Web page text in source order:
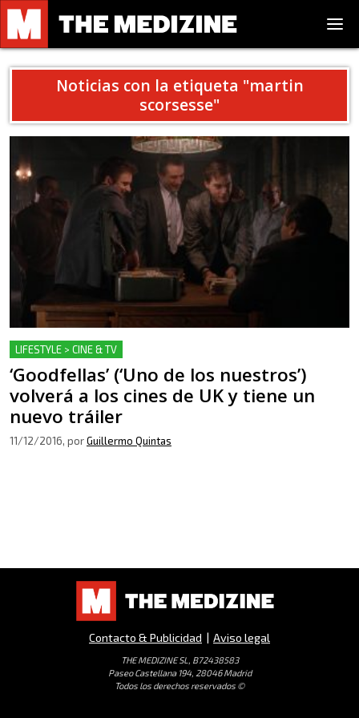
Noticias con la etiqueta "martin
scorsesse"
LIFESTYLE > CINE & TV
‘Goodfellas’ (‘Uno de los nuestros’)
volverá a los cines de UK y tiene un
nuevo tráiler
11/12/2016, porGuillermo Quintas
Contacto & Publicidad | Aviso legal
THE MEDIZINE SL, B72438583
Paseo Castellana 194, 28046 Madrid
Todos los derechos reservados ©